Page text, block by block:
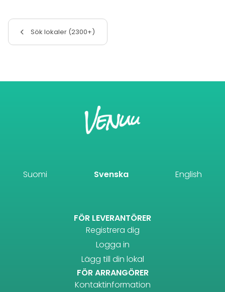
Sök lokaler (2300+)
Suomi Svenska English
FÖR LEVERANTÖRER
Registrera dig
Logga in
Lägg till din lokal
FÖR ARRANGÖRER
Kontaktinformation